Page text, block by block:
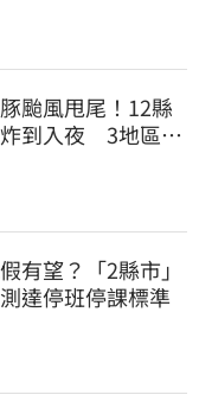
颱風甩尾！12縣
到入夜 3地區有
有望？「2縣市」
達停班停課標準